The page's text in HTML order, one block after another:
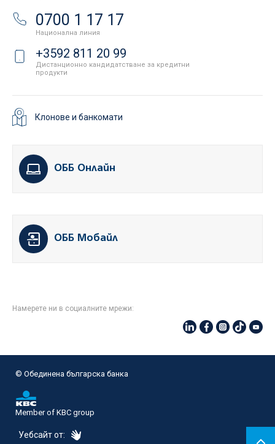
0700 1 17 17
Национална линия
+3592 811 20 99
Дистанционно кандидатстване за кредитни
продукти
Клонове и банкомати
ОББ Онлайн
ОББ Мобайл
Намерете ни в социалните мрежи:
© Oбединена българска банка
Member of KBC group
Уебсайт от: eDesign